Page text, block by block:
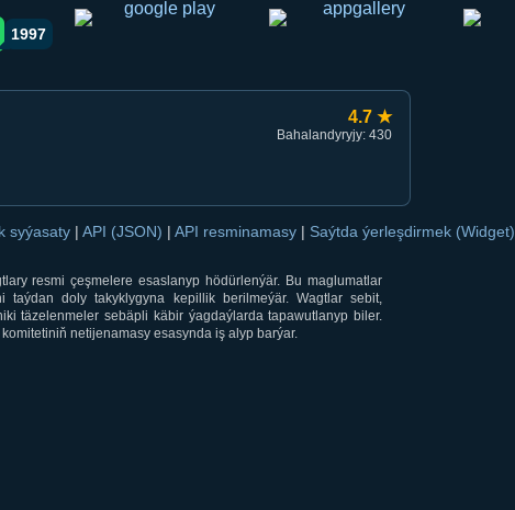
orqali ulashishorqali ulashish
1997
4.7 ★
Bahalandyryjy: 430
syýasaty | API (JSON) | API resminamasy | Saýtda ýerleşdirmek (Widget)
resmi çeşmelere esaslanyp hödürlenýär. Bu maglumatlar
doly takyklygyna kepillik berilmeýär. Wagtlar sebit,
täzelenmeler sebäpli käbir ýagdaýlarda tapawutlanyp biler.
netijenamasy esasynda iş alyp barýar.